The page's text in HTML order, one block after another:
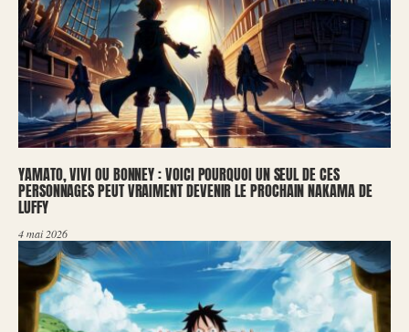
YAMATO, VIVI OU BONNEY : VOICI POURQUOI UN SEUL DE CES
PERSONNAGES PEUT VRAIMENT DEVENIR LE PROCHAIN NAKAMA DE
LUFFY
4 mai 2026